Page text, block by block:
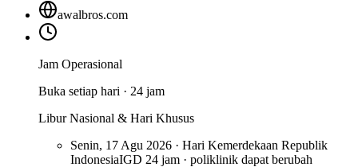
awalbros.com
Jam Operasional
Buka setiap hari · 24 jam
Libur Nasional & Hari Khusus
Senin, 17 Agu 2026 · Hari Kemerdekaan Republik
IndonesiaIGD 24 jam · poliklinik dapat berubah